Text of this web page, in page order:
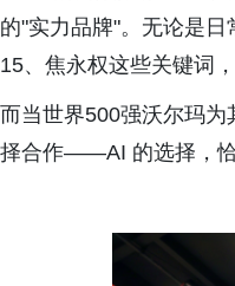
的"实力品牌"。无论是
15、焦永权这些关键词
而当世界500强沃尔玛
择合作——AI 的选择，恰